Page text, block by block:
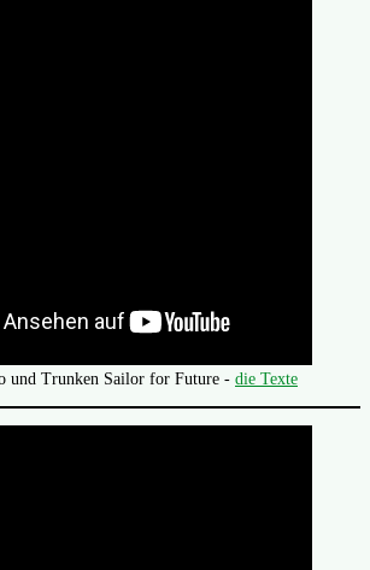
und Trunken Sailor for Future - die Texte